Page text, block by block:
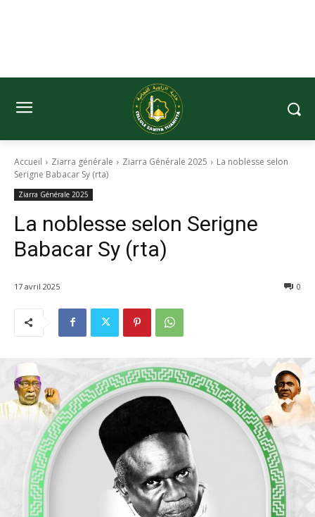
Accueil Ziarra générale Ziarra Générale 2025
La noblesse selon
Serigne Babacar Sy (rta)
Ziarra Générale 2025
La noblesse selon Serigne
Babacar Sy (rta)
17 avril 2025 0